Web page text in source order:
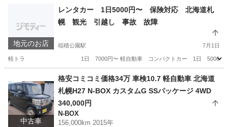
稲積公園駅 eKワゴン ekワゴン
地元のお店
レンタカー 1日5000円〜 保険対応 北海道札
幌 観光 引越し 事故 故障
稲積公園駅 7月1日
軽トラ 1日 7000円〜 軽自動車 コンパクトカー 1日 5000円〜 ワン
稲積公園駅 その他 レンタカー
中古車
格安コミコミ価格34万 車検10.7 軽自動車 北海道
札幌H27 N-BOX カスタムG SSパッケージ 4WD
340,000円
N-BOX
156,000km 2015年